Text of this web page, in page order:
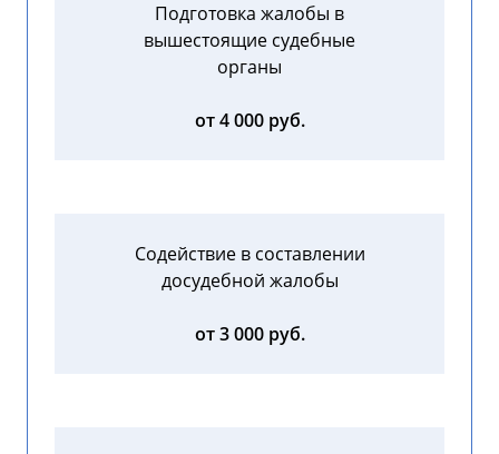
Подготовка жалобы в
вышестоящие судебные
органы
от 4 000 руб.
Содействие в составлении
досудебной жалобы
от 3 000 руб.